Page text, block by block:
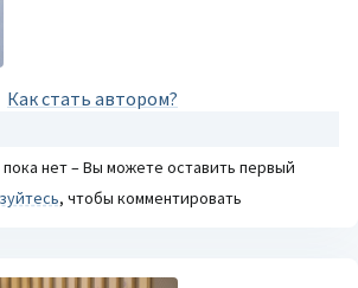
Как стать автором?
нет – Вы можете оставить первый
, чтобы комментировать